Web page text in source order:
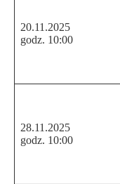
20.11.2025
godz. 10:00
28.11.2025
godz. 10:00